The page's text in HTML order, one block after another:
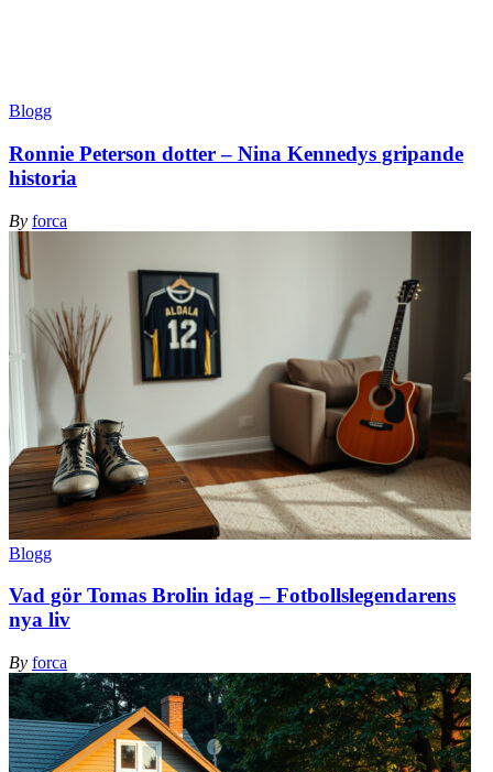
Blogg
Ronnie Peterson dotter – Nina Kennedys gripande
historia
By forca
Blogg
Vad gör Tomas Brolin idag – Fotbollslegendarens
nya liv
By forca